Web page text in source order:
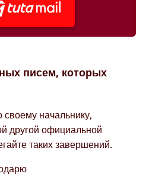
писем, которых
начальнику,
другой официальной
таких завершений.